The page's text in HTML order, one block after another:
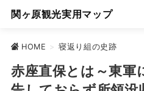
関ヶ原観光実用マップ
HOME > 寝返り組の史跡
赤座直保とは～東軍